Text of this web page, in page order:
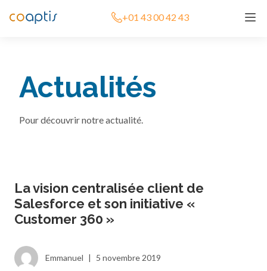
+01 43 00 42 43
Actualités
Pour découvrir notre actualité.
La vision centralisée client de
Salesforce et son initiative «
Customer 360 »
Emmanuel | 5 novembre 2019